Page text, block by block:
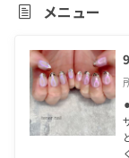
メニュー